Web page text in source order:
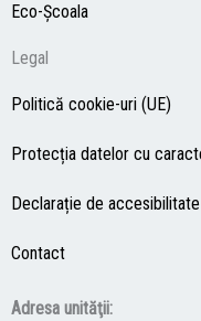
Eco-Şcoala
Legal
Politică cookie-uri (UE)
Protecția datelor cu
Declarație de accesibilitate
Contact
Adresa unităţii: